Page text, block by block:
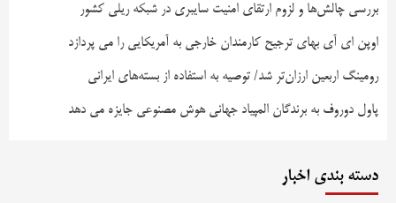
بررسی چالش‌ها و لزوم ارتقای امنیت سایبری در شبکه ریلی کشور
اوپن ای آی بهای ترجیح کارمندان خارجی به آمریکایی را می پردازد
رومینگ اربعین ارزان‌تر شد/ توصیه به استفاده از بسته‌های ایرانی
پاول دوروف به برندگان المپیاد جهانی هوش مصنوعی جایزه می دهد
دسته بندی اخبار